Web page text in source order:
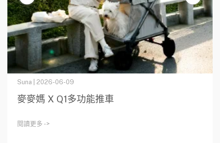
Suna | 2026-06-09
麥麥媽 X Q1多功能推車
閱讀更多 ->